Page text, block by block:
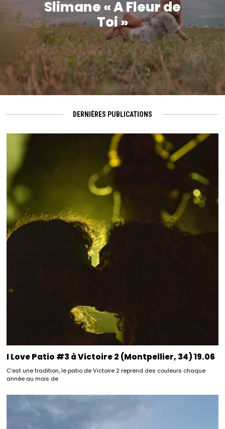
Slimane « A Fleur de
Toi »
DERNIÈRES PUBLICATIONS
I Love Patio #3 à Victoire 2 (Montpellier, 34) 19.06
C’est une tradition, le patio de Victoire 2 reprend des couleurs chaque
année au mois de